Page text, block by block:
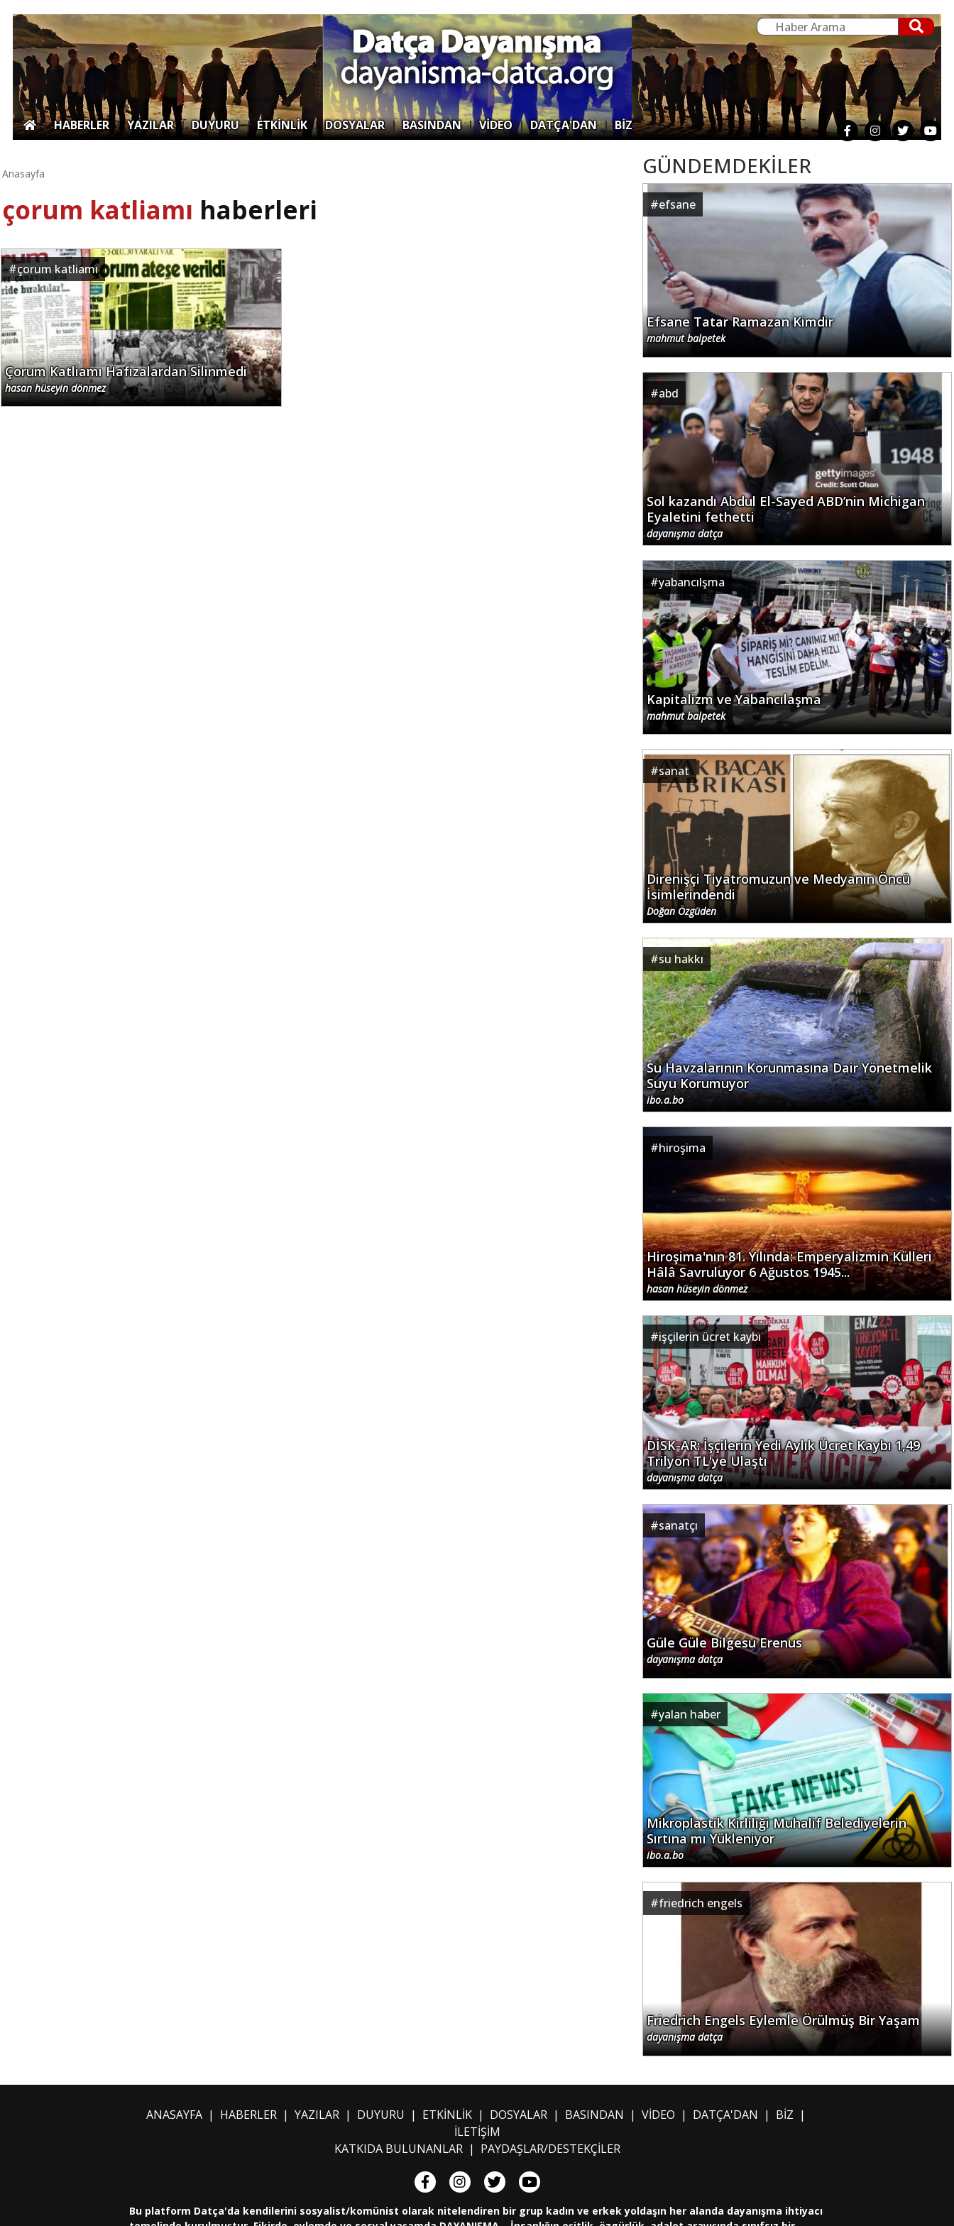
|HABERLER|YAZILAR|DUYURU| ETKİNLİK |DOSYALAR|BASINDAN|VİDEO|DATÇA'DAN|BİZ
Anasayfa
çorum katliamı haberleri
#çorum katliamı
Çorum Katliamı Hafızalardan Silinmedi
hasan hüseyin dönmez
GÜNDEMDEKİLER
#efsane
Efsane Tatar Ramazan Kimdir
mahmut balpetek
#abd
Sol kazandı Abdul El-Sayed ABD’nin Michigan
Eyaletini fethetti
dayanışma datça
#yabancılşma
Kapitalizm ve Yabancılaşma
mahmut balpetek
#sanat
Direnişçi Tiyatromuzun ve Medyanın Öncü
İsimlerindendi
Doğan Özgüden
#su hakkı
Su Havzalarının Korunmasına Dair Yönetmelik
Suyu Korumuyor
ibo.a.bo
#hiroşima
Hiroşima'nın 81. Yılında: Emperyalizmin Külleri
Hâlâ Savruluyor 6 Ağustos 1945...
hasan hüseyin dönmez
#işçilerin ücret kaybı
DİSK-AR: İşçilerin Yedi Aylık Ücret Kaybı 1,49
Trilyon TL'ye Ulaştı
dayanışma datça
#sanatçı
Güle Güle Bilgesu Erenus
dayanışma datça
#yalan haber
Mikroplastik Kirliliği Muhalif Belediyelerin
Sırtına mı Yükleniyor
ibo.a.bo
#friedrich engels
Friedrich Engels Eylemle Örülmüş Bir Yaşam
dayanışma datça
ANASAYFA| HABERLER| YAZILAR| DUYURU | ETKİNLİK| DOSYALAR| BASINDAN | VİDEO | DATÇA'DAN | BİZ |
İLETİŞİM
KATKIDA BULUNANLAR| PAYDAŞLAR/DESTEKÇİLER
Bu platform Datça'da kendilerini sosyalist/komünist olarak nitelendiren bir grup kadın ve erkek yoldaşın her alanda dayanışma ihtiyacı